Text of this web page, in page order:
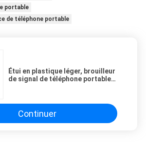
portable
de téléphone portable
Étui en plastique léger, brouilleur
de signal de téléphone portable
Continuer